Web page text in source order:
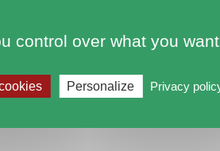
control over what you
Personalize Privacy